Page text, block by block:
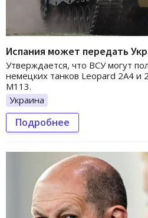
Испания может передать
Утверждается, что ВСУ могут
немецких танков Leopard 2А4 и
M113.
Украина
Подробнее